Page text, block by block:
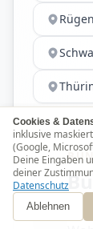
Rügen
Cookies &
inklusive
(Google,
Deine Eingaben
deiner
Datenschutz
Ablehnen